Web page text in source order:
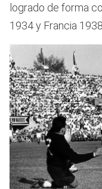
logrado de forma
1934 y Francia 1938.